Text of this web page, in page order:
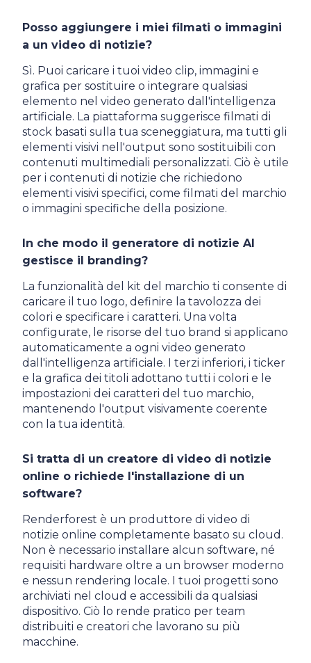
Posso aggiungere i miei filmati o immagini
a un video di notizie?
Sì. Puoi caricare i tuoi video clip, immagini e
grafica per sostituire o integrare qualsiasi
elemento nel video generato dall'intelligenza
artificiale. La piattaforma suggerisce filmati di
stock basati sulla tua sceneggiatura, ma tutti gli
elementi visivi nell'output sono sostituibili con
contenuti multimediali personalizzati. Ciò è utile
per i contenuti di notizie che richiedono
elementi visivi specifici, come filmati del marchio
o immagini specifiche della posizione.
In che modo il generatore di notizie AI
gestisce il branding?
La funzionalità del kit del marchio ti consente di
caricare il tuo logo, definire la tavolozza dei
colori e specificare i caratteri. Una volta
configurate, le risorse del tuo brand si applicano
automaticamente a ogni video generato
dall'intelligenza artificiale. I terzi inferiori, i ticker
e la grafica dei titoli adottano tutti i colori e le
impostazioni dei caratteri del tuo marchio,
mantenendo l'output visivamente coerente
con la tua identità.
Si tratta di un creatore di video di notizie
online o richiede l'installazione di un
software?
Renderforest è un produttore di video di
notizie online completamente basato su cloud.
Non è necessario installare alcun software, né
requisiti hardware oltre a un browser moderno
e nessun rendering locale. I tuoi progetti sono
archiviati nel cloud e accessibili da qualsiasi
dispositivo. Ciò lo rende pratico per team
distribuiti e creatori che lavorano su più
macchine.